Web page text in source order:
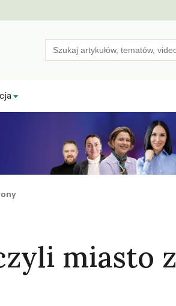
Search
for:
miasto z